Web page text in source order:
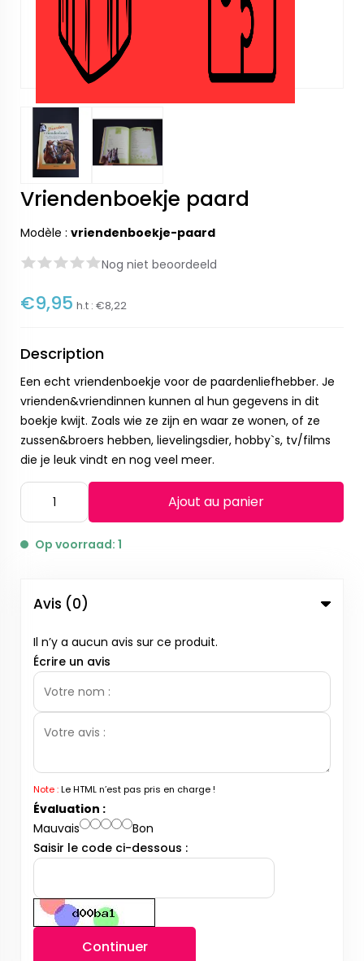
Vriendenboekje paard
Modèle : vriendenboekje-paard
Nog niet beoordeeld
€9,95 h.t : €8,22
Description
Een echt vriendenboekje voor de paardenliefhebber. Je
vrienden&vriendinnen kunnen al hun gegevens in dit
boekje kwijt. Zoals wie ze zijn en waar ze wonen, of ze
zussen&broers hebben, lievelingsdier, hobby`s, tv/films
die je leuk vindt en nog veel meer.
Ajout au panier
Op voorraad: 1
Avis (0)
Il n’y a aucun avis sur ce produit.
Écrire un avis
Note :Le HTML n’est pas pris en charge !
Évaluation :
Mauvais
Bon
Saisir le code ci-dessous :
Continuer